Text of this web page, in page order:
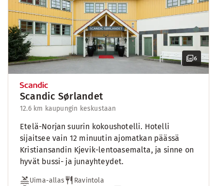
6
Scandic Sørlandet
12.6 km kaupungin keskustaan
Etelä-Norjan suurin kokoushotelli. Hotelli
sijaitsee vain 12 minuutin ajomatkan päässä
Kristiansandin Kjevik-lentoasemalta, ja sinne on
hyvät bussi- ja junayhteydet.
Uima-allas
Ravintola